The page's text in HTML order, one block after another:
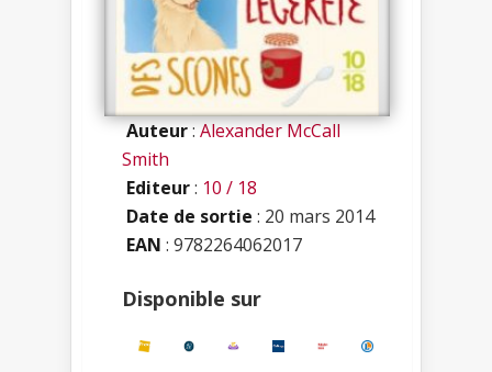
Auteur:Alexander McCall
Smith
Editeur: 10 / 18
Date de sortie : 20 mars 2014
EAN : 9782264062017
Disponible sur